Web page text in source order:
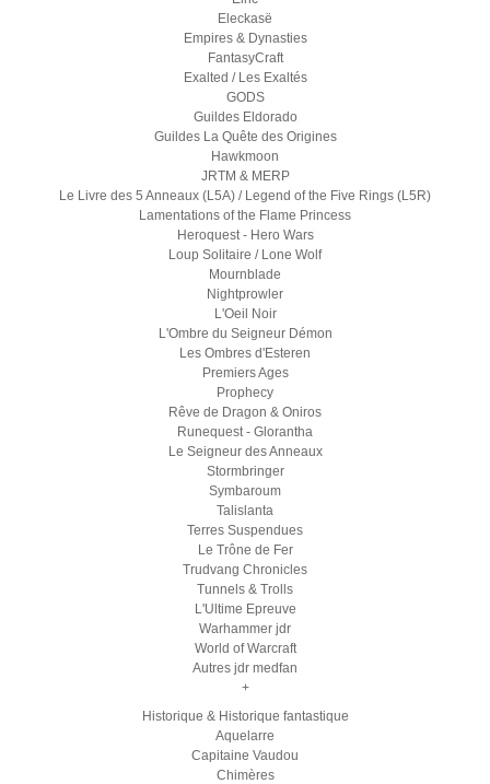
Eleckasë
Empires & Dynasties
FantasyCraft
Exalted / Les Exaltés
GODS
Guildes Eldorado
Guildes La Quête des Origines
Hawkmoon
JRTM & MERP
Le Livre des 5 Anneaux (L5A) / Legend of the Five Rings (L5R)
Lamentations of the Flame Princess
Heroquest - Hero Wars
Loup Solitaire / Lone Wolf
Mournblade
Nightprowler
L'Oeil Noir
L'Ombre du Seigneur Démon
Les Ombres d'Esteren
Premiers Ages
Prophecy
Rêve de Dragon & Oniros
Runequest - Glorantha
Le Seigneur des Anneaux
Stormbringer
Symbaroum
Talislanta
Terres Suspendues
Le Trône de Fer
Trudvang Chronicles
Tunnels & Trolls
L'Ultime Epreuve
Warhammer jdr
World of Warcraft
Autres jdr medfan
+
Historique & Historique fantastique
Aquelarre
Capitaine Vaudou
Chimères